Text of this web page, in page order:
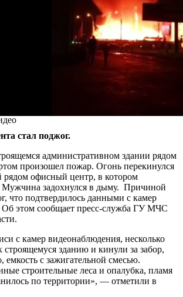
стал поджог.
административном здании рядом
произошел пожар. Огонь перекинулся
офисный центр, в котором
Мужчина задохнулся в дыму. Причиной
что подтвердилось данными с камер
Об этом сообщает пресс-служба ГУ МЧС
с камер видеонаблюдения, несколько
зданию и кинули за забор,
емкость с зажигательной смесью.
строительные леса и опалубка, пламя
по территории», — отметили в